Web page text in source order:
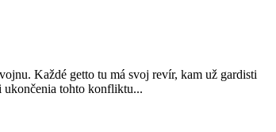
Každé getto tu má svoj revír, kam už gardisti
ukončenia tohto konfliktu...